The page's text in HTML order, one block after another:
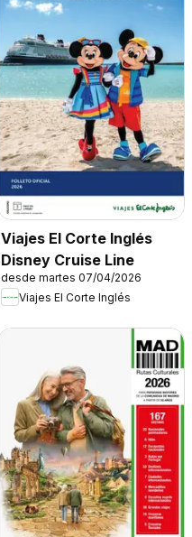
Viajes El Corte Inglés
Disney Cruise Line
desde martes 07/04/2026
Viajes El Corte Inglés